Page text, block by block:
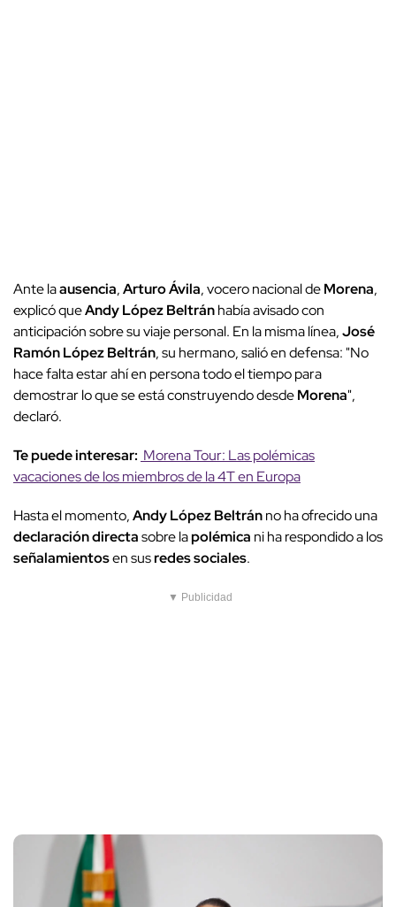
Ante laausencia,Arturo Ávila, vocero nacional deMorena,
explicó queAndy López Beltránhabía avisado con
anticipación sobre su viaje personal. En la misma línea,José
Ramón López Beltrán, su hermano, salió en defensa: "No
hace falta estar ahí en persona todo el tiempo para
demostrar lo que se está construyendo desdeMorena",
declaró.
Te puede interesar: Morena Tour: Las polémicas
vacaciones de los miembros de la 4T en Europa
Hasta el momento,Andy López Beltránno ha ofrecido una
declaración directasobre lapolémica ni ha respondido a los
señalamientosen susredes sociales.
▼ Publicidad